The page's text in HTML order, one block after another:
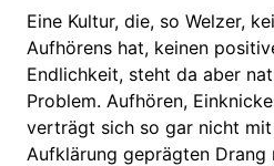
Eine Kultur, die, so Welzer,
Aufhörens hat, keinen
Endlichkeit, steht da aber
Problem. Aufhören,
verträgt sich so gar nicht
Aufklärung geprägten Drang